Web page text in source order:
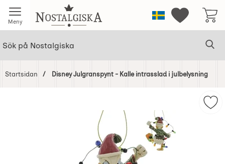
Meny Startsidan för NostalgiskaSverigeMina
Startsidan Disney Julgranspynt - Kalle intrasslad i julbelysning